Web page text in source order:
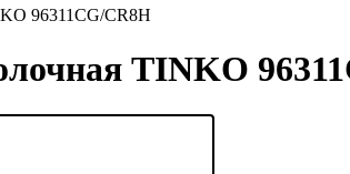
96311CG/CR8H
TINKO